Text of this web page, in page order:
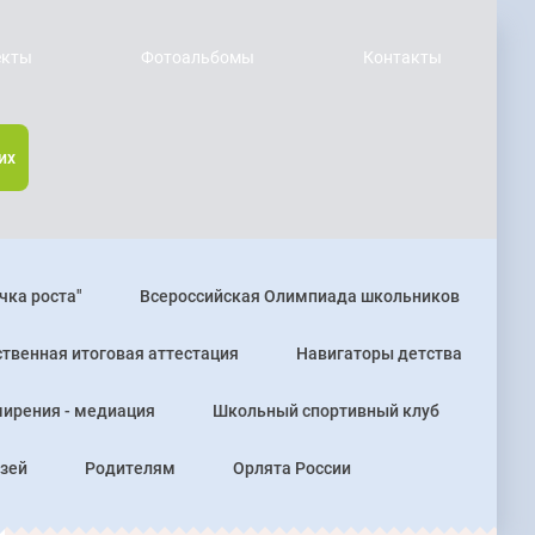
Фотоальбомы Контакты
роста" Всероссийская Олимпиада школьников
итоговая аттестация Навигаторы детства
- медиация Школьный спортивный клуб
Родителям Орлята России